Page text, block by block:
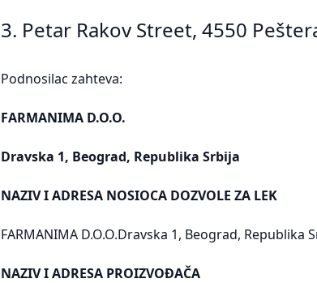
3. Petar Rakov Street, 4550
Podnosilac zahteva:
FARMANIMA D.O.O.
Dravska 1, Beograd, Republika Srbija
NAZIV I ADRESA NOSIOCA DOZVOLE ZA LEK
FARMANIMA D.O.O.Dravska 1, Beograd, Republika
NAZIV I ADRESA PROIZVOĐAČA